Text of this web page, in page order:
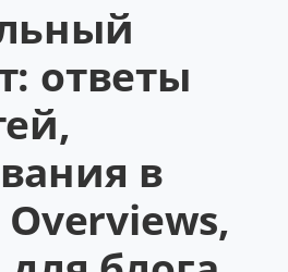
ответы
в
Overviews,